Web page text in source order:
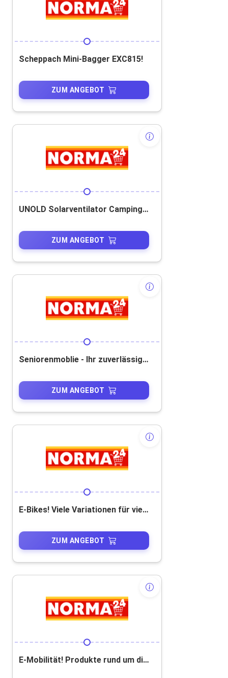
Scheppach Mini-Bagger EXC815!
ZUM ANGEBOT
UNOLD Solarventilator Camping Grau! 20 % Rabatt!
ZUM ANGEBOT
Seniorenmoblie - Ihr zuverlässiger Begleiter für mehr Mobilität
ZUM ANGEBOT
E-Bikes! Viele Variationen für viele Einsätze!
ZUM ANGEBOT
E-Mobilität! Produkte rund um die elektrische Fortbewegung!